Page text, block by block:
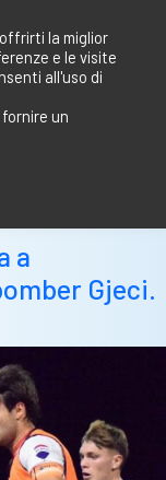
a
Gjeci.
la miglior
e le visite
all'uso di
un